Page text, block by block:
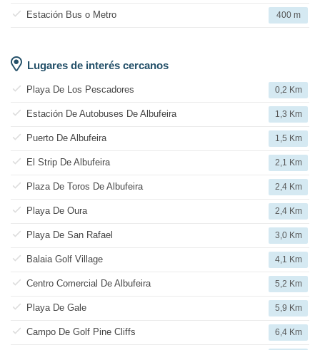
Estación Bus o Metro 400 m
Lugares de interés cercanos
Playa De Los Pescadores 0,2 Km
Estación De Autobuses De Albufeira 1,3 Km
Puerto De Albufeira 1,5 Km
El Strip De Albufeira 2,1 Km
Plaza De Toros De Albufeira 2,4 Km
Playa De Oura 2,4 Km
Playa De San Rafael 3,0 Km
Balaia Golf Village 4,1 Km
Centro Comercial De Albufeira 5,2 Km
Playa De Gale 5,9 Km
Campo De Golf Pine Cliffs 6,4 Km